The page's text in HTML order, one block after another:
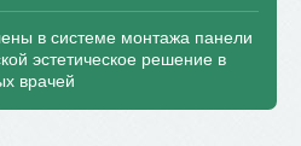
в системе монтажа панели
эстетическое решение в
врачей